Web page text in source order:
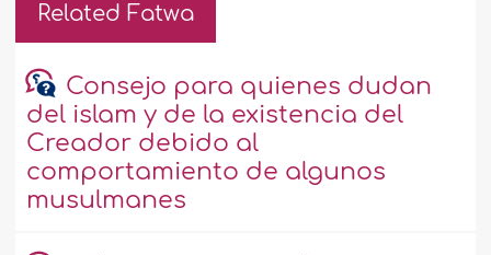
Related Fatwa
Consejo para quienes dudan
del islam y de la existencia del
Creador debido al
comportamiento de algunos
musulmanes